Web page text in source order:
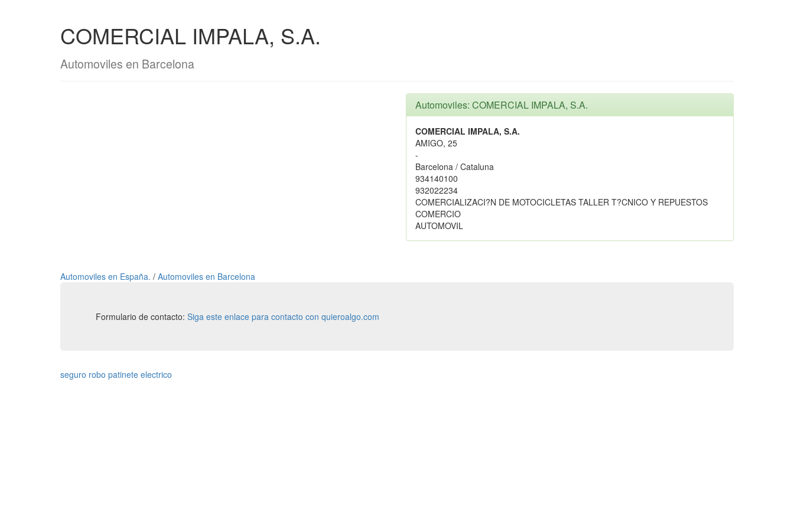
COMERCIAL IMPALA, S.A.
Automoviles en Barcelona
Automoviles: COMERCIAL IMPALA, S.A.
COMERCIAL IMPALA, S.A.
AMIGO, 25
-
Barcelona / Cataluna
934140100
932022234
COMERCIALIZACI?N DE MOTOCICLETAS TALLER T?CNICO Y REPUESTOS
COMERCIO
AUTOMOVIL
Automoviles en España. / Automoviles en Barcelona
Formulario de contacto: Siga este enlace para contacto con quieroalgo.com
seguro robo patinete electrico